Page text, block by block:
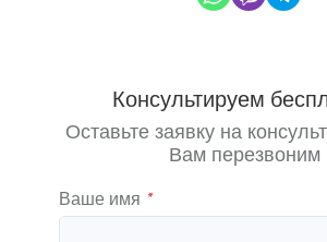
Консультируем
Оставьте заявку на
Вам перезвоним
Ваше имя *